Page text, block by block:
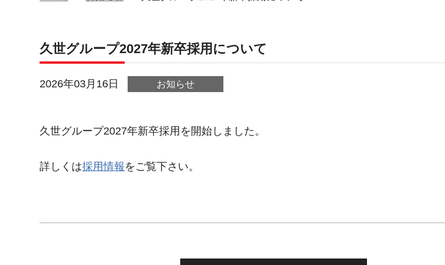
久世グループ2027年新卒採用について
2026年03月16日 お知らせ
久世グループ2027年新卒採用を開始しました。
詳しくは採用情報 をご覧下さい。